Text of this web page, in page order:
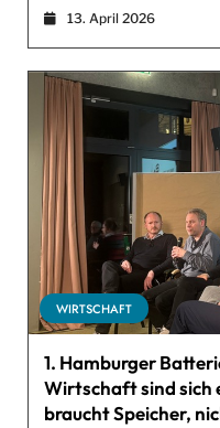
13. April 2026
WIRTSCHAFT
1. Hamburger
Wirtschaft sind sich
braucht Speicher,